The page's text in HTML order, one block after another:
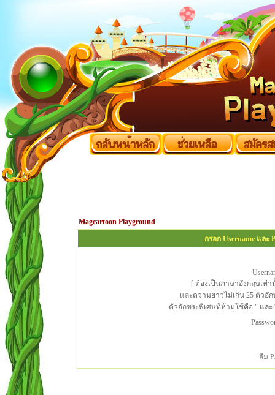
Magcartoon Playground
กรอก Username และ
[ ต้องเป็นภาษาอังกฤษเท่า
และความยาวไม่เกิน 25 ตัวอัก
ตัวอักขระพิเศษที่ห้ามใช้คือ " และ
ลืม